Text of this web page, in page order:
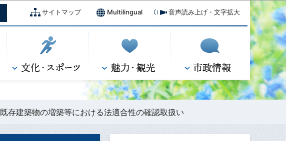
サイトマップ Multilingual 音声読み上げ・文字拡大
既存建築物の増築等における法適合性の確認取扱い